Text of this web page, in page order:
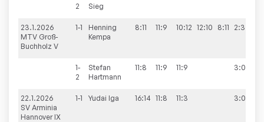
2
Sieg
23.1.2026
MTV Groß-
Buchholz V
1-1
Henning
Kempa
8:11 11:9 10:12 12:10 8:11 2:3
1-
2
Stefan
Hartmann
11:8 11:9 11:9 3:0
22.1.2026
SV Arminia
Hannover IX
1-1 Yudai Iga 16:14 11:8 11:3 3:0